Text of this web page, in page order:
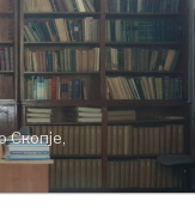
Скопје,